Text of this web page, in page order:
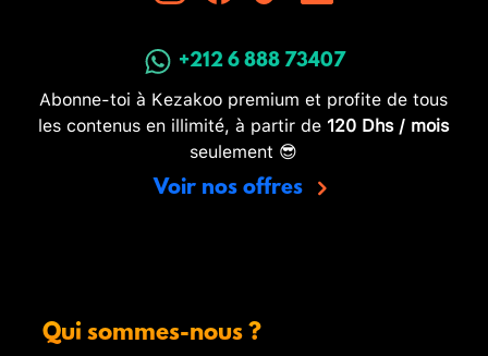
+212 6 888 73407
Abonne-toi à Kezakoo premium et profite de tous
les contenus en illimité, à partir de 120 Dhs / mois
seulement 😎
Voir nos offres
Qui sommes-nous ?